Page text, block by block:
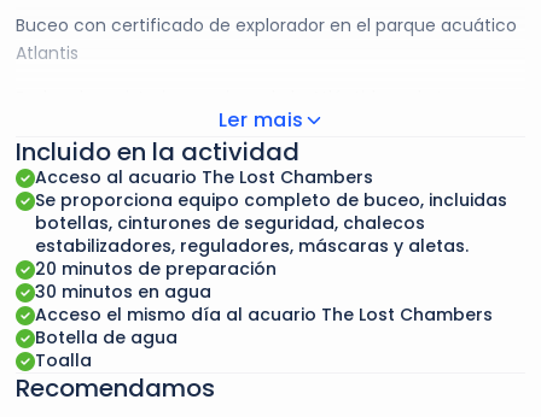
Buceo con certificado de explorador en el parque acuático
Atlantis
Ambassador, hogar de 65.000 animales marinos. Esta
actividad es sólo para buceadores certificados y está
abierta a buceadores a partir de 10 años. Descubra los
secretos ocultos de la Atlántida en la Laguna Ambassador
de Atlantis the Palm con nuestra exclusiva actividad de
submarinismo. Con esta experiencia, podrá bucear en
nuestro mayor hábitat marino de aguas abiertas,
acompañado por un instructor de buceo experto. Nuestro
equipo de expertos en buceo estará a su disposición para
guiarle durante la exploración. Podrá descubrir las ruinas de
la Atlántida junto a peces, rayas y tiburones de arrecife. Le
Ler mais
Incluido en la actividad
Acceso al acuario The Lost Chambers
Se proporciona equipo completo de buceo, incluidas
botellas, cinturones de seguridad, chalecos
estabilizadores, reguladores, máscaras y aletas.
20 minutos de preparación
30 minutos en agua
Acceso el mismo día al acuario The Lost Chambers
Botella de agua
Toalla
Recomendamos